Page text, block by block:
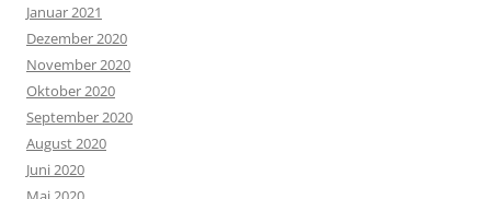
Januar 2021
Dezember 2020
November 2020
Oktober 2020
September 2020
August 2020
Juni 2020